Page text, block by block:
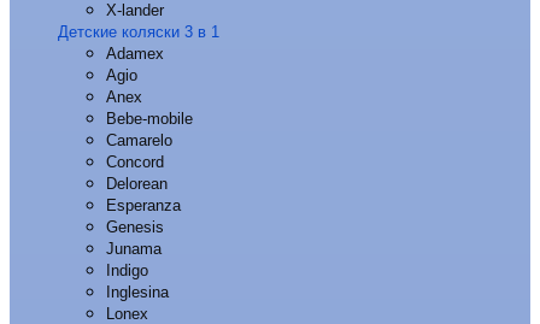
X-lander
Детские коляски 3 в 1
Adamex
Agio
Anex
Bebe-mobile
Camarelo
Concord
Delorean
Esperanza
Genesis
Junama
Indigo
Inglesina
Lonex